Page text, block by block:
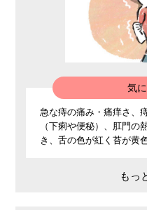
気
急な痔の痛み・痛痒さ、
（下痢や便秘）、肛門の
き、舌の色が紅く苔が黄
もっ